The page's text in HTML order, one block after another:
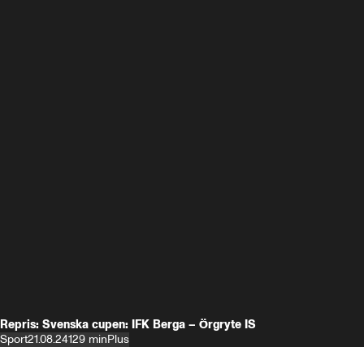
Repris: Svenska cupen: IFK Berga – Örgryte IS
Sport21.08.24129 minPlus